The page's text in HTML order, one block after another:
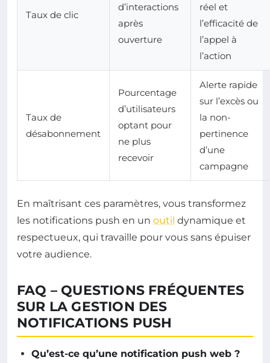
Taux de clic
d’interactions
après
ouverture
réel et
l’efficacité de
l’appel à
l’action
Taux de
désabonnement
Pourcentage
d’utilisateurs
optant pour
ne plus
recevoir
Alerte rapide
sur l’excès ou
la non-
pertinence
d’une
campagne
En maîtrisant ces paramètres, vous transformez
les notifications push en un outil dynamique et
respectueux, qui travaille pour vous sans épuiser
votre audience.
FAQ – QUESTIONS FRÉQUENTES
SUR LA GESTION DES
NOTIFICATIONS PUSH
Qu’est-ce qu’une notification push web ?